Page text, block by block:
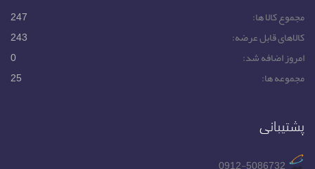
مجموع کالا ها:
247
کالاهای قابل عرضه:
243
امروز اضافه شد:
0
مجموعه ها:
25
پشتیبانی